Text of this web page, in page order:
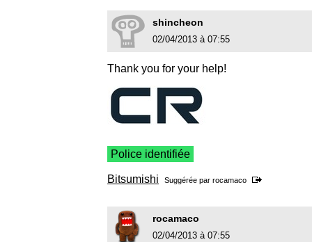
shincheon
02/04/2013 à 07:55
Thank you for your help!
Police identifiée
Bitsumishi Suggérée par rocamaco
rocamaco
02/04/2013 à 07:55